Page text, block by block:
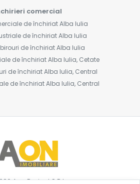
comercial
de închiriat Alba Iulia
de închiriat Alba Iulia
de închiriat Alba Iulia
de închiriat Alba Iulia, Cetate
de închiriat Alba Iulia, Central
de închiriat Alba Iulia, Central
Aon Project S.R.L.